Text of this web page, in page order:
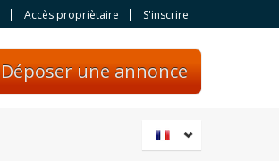
Accès propriètaire S'inscrire
Déposer une annonce